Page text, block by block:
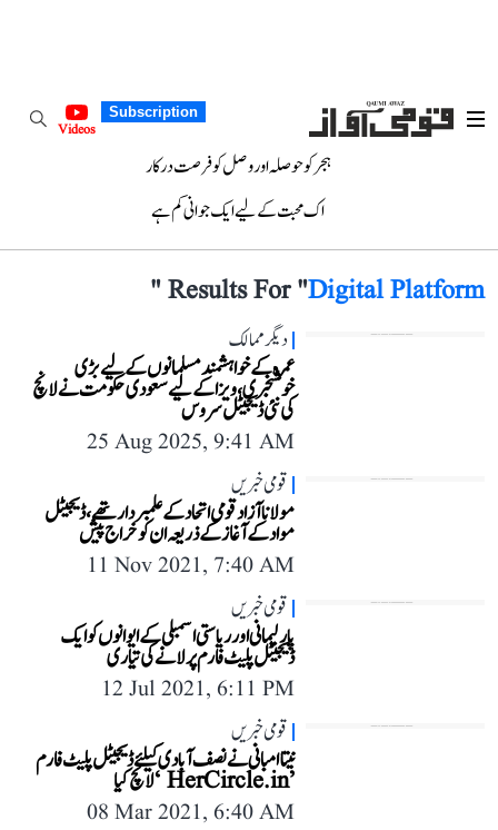
Subscription
Videos
ہجر کو حوصلہ اور وصل کو فرصت درکار
اک محبت کے لیے ایک جوانی کم ہے
Results For "Digital Platform
"
دیگر ممالک
عمرہ کے خواہشمند مسلمانوں کے لیے بڑی
خوشخبری، ویزا کے لیے سعودی حکومت نے لانچ
کی نئی ڈیجیٹل سروس
25 Aug 2025, 9:41 AM
قومی خبریں
مولانا آزاد قومی اتحاد کے علمبردار تھے، ڈیجیٹل
مواد کے آغاز کے ذریعہ ان کو خراج پیش
11 Nov 2021, 7:40 AM
قومی خبریں
پارلیمانی اور ریاستی اسمبلی کے ایوانوں کو ایک
ڈیجیٹل پلیٹ فارم پر لانے کی تیاری
12 Jul 2021, 6:11 PM
قومی خبریں
نیتا امبانی نے نصف آبادی کیلئے ڈیجیٹل پلیٹ فارم
’ HerCircle.in ‘لانچ کیا
08 Mar 2021, 6:40 AM